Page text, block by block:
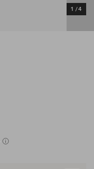
1 /4